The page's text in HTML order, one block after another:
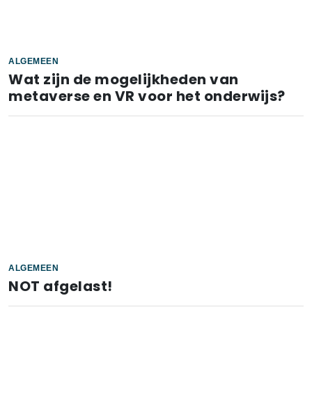
ALGEMEEN
Wat zijn de mogelijkheden van
metaverse en VR voor het onderwijs?
ALGEMEEN
NOT afgelast!